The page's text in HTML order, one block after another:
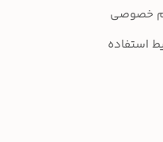
خصوصی
استفاده